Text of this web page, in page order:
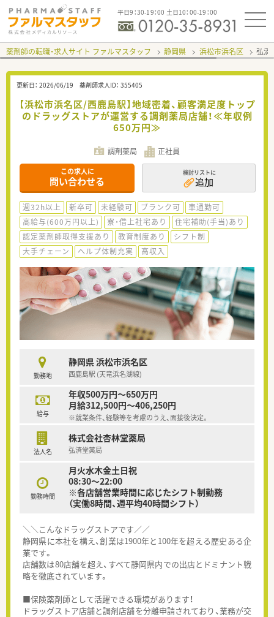
平日9：30-19：00 土日10：00-19：00
薬剤師の転職・求人サイト ファルマスタッフ 静岡県 浜松市浜名区 弘済
更新日： 2026/06/19 薬剤師求人ID： 355405
【浜松市浜名区/西鹿島駅】地域密着、顧客満足度トップ
のドラッグストアが運営する調剤薬局店舗！≪年収例
650万円≫
調剤薬局 正社員
この求人に
問い合わせる
検討リストに
追加
週32h以上 新卒可 未経験可 ブランク可
車通勤可
高給与(600万円以上)
寮・借上社宅あり
住宅補助(手当)あり
認定薬剤師取得支援あり
教育制度あり
シフト制
大手チェーン
ヘルプ体制充実 高収入
勤務地
静岡県 浜松市浜名区
西鹿島駅 (天竜浜名湖線)
給与
年収500万円～650万円
月給312,500円～406,250円
※就業条件、経験等を考慮のうえ、面接後決定。
法人名
株式会社杏林堂薬局
弘済堂薬局
勤務時間
月火水木金土日祝
08:30～22:00
※各店舗営業時間に応じたシフト制勤務
（実働8時間、週平均40時間シフト）
＼＼こんなドラッグストアです／／
静岡県に本社を構え、創業は1900年と100年を超える歴史ある企
業です。
店舗数は80店舗を超え、すべて静岡県内での出店とドミナント戦
略を徹底されています。
■保険薬剤師として活躍できる環境があります！
ドラッグストア店舗と調剤店舗を分離申請されており、業務が交